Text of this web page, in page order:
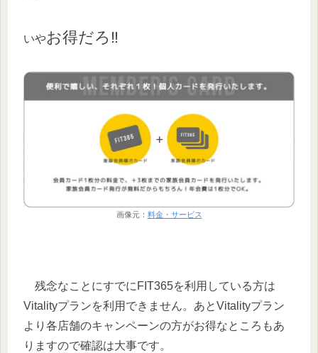
いやお得だろ‼
画像元： 料金・サービス
残念なことにすでにFIT365を利用している方は
Vitalityプランを利用できません。あとVitalityプラン
より各店舗のキャンペーンの方がお得なところもあ
りますので確認は大事です。